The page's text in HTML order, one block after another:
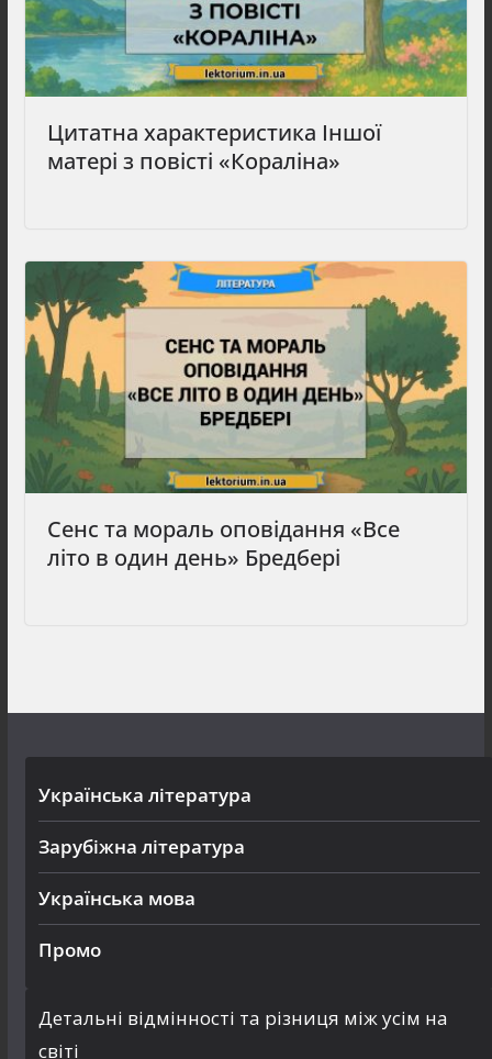
Цитатна характеристика Іншої
матері з повісті «Кораліна»
Сенс та мораль оповідання «Все
літо в один день» Бредбері
Українська література
Зарубіжна література
Українська мова
Промо
Детальні відмінності та різниця між усім на
світі